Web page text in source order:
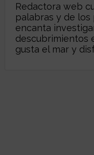
Redactora web
palabras y de los
encanta
descubrimientos
gusta el mar y